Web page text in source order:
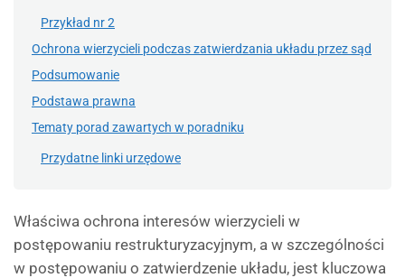
Przykład nr 2
Ochrona wierzycieli podczas zatwierdzania układu przez sąd
Podsumowanie
Podstawa prawna
Tematy porad zawartych w poradniku
Przydatne linki urzędowe
Właściwa ochrona interesów wierzycieli w
postępowaniu restrukturyzacyjnym, a w szczególności
w postępowaniu o zatwierdzenie układu, jest kluczowa